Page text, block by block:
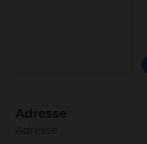
Adresse
Adresse